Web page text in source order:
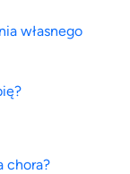
własnego
chora?